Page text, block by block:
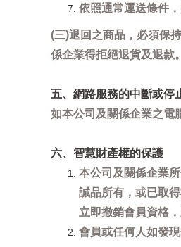
依照通常運送條件
(三)退回之商品，必須保
係企業得拒絕退貨及退款。
五、網路服務的中斷或停
如本公司及關係企業之電
六、智慧財產權的保護
本公司及關係企業
誠品所有，或已取
立即撤銷會員資格
會員或任何人如發